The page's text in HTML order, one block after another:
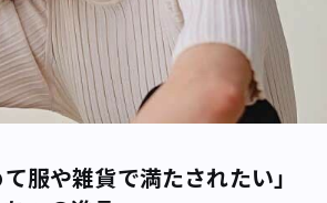
て服や雑貨で満たされたい」